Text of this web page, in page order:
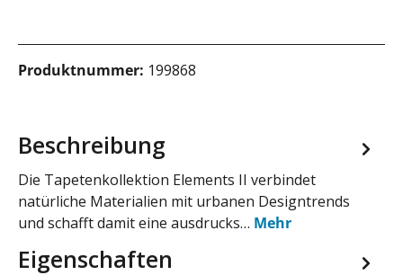
Produktnummer: 199868
Beschreibung
Die Tapetenkollektion Elements II verbindet
natürliche Materialien mit urbanen Designtrends
und schafft damit eine ausdrucks… Mehr
Eigenschaften